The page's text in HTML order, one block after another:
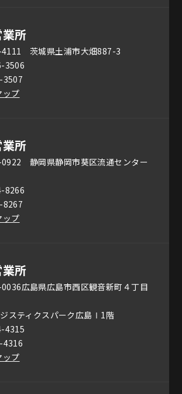
所
4111 茨城県土浦市大畑887-3
3506
3507
ップ
所
静岡県静岡市葵区流通センター
8266
8267
ップ
所
広島県広島市西区観音新町４丁目
スティクスパーク広島Ⅰ1階
4315
4316
ップ